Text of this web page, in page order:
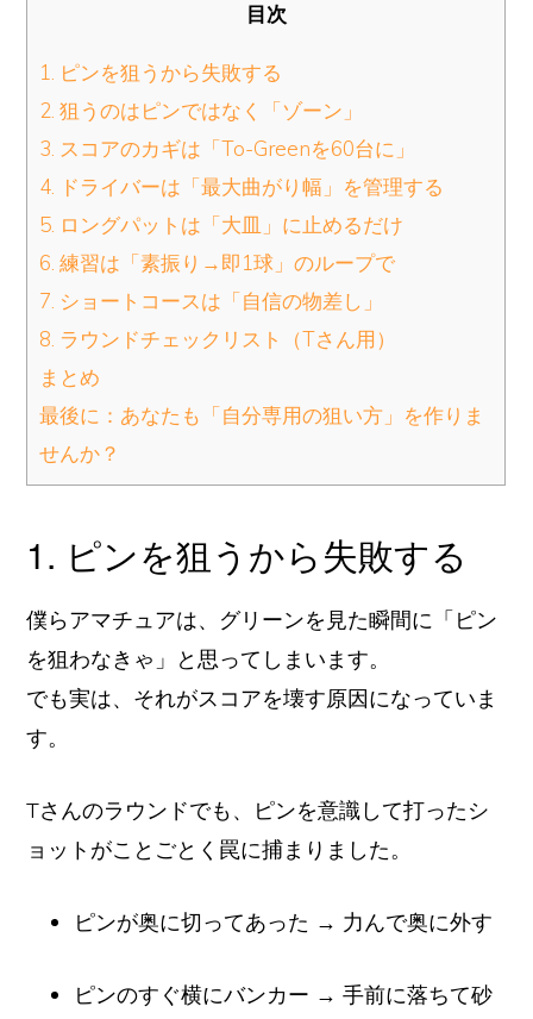
目次
1. ピンを狙うから失敗する
2. 狙うのはピンではなく「ゾーン」
3. スコアのカギは「To-Greenを60台に」
4. ドライバーは「最大曲がり幅」を管理する
5. ロングパットは「大皿」に止めるだけ
6. 練習は「素振り→即1球」のループで
7. ショートコースは「自信の物差し」
8. ラウンドチェックリスト（Tさん用）
まとめ
最後に：あなたも「自分専用の狙い方」を作りま
せんか？
1. ピンを狙うから失敗する
僕らアマチュアは、グリーンを見た瞬間に「ピン
を狙わなきゃ」と思ってしまいます。
でも実は、それがスコアを壊す原因になっていま
す。
Tさんのラウンドでも、ピンを意識して打ったシ
ョットがことごとく罠に捕まりました。
ピンが奥に切ってあった → 力んで奥に外す
ピンのすぐ横にバンカー → 手前に落ちて砂